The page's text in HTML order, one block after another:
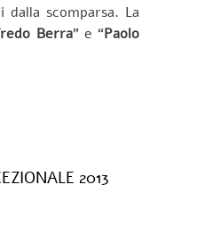
dalla scomparsa. La
Berra” e “Paolo
2013